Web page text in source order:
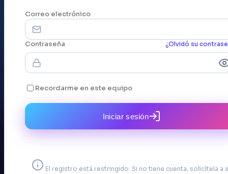
Correo electrónico
Contraseña ¿Olvidó su
Recordarme en este equipo
Iniciar sesión
El registro está restringido. Si no tiene cuenta, solicítela a